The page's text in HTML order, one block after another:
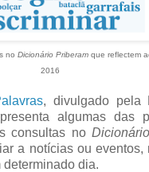
no Dicionário Priberam que reflectem
2016
, divulgado pela
algumas das
consultas no
a notícias ou eventos,
dia.